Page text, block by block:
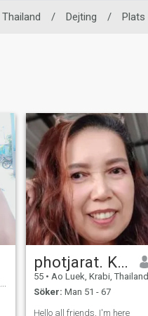
Thailand / Dejting / Plats
photjarat. Kaew
55 • Ao Luek, Krabi, Thailand
Söker: Man 51 - 67
Hello all friends, I'm here